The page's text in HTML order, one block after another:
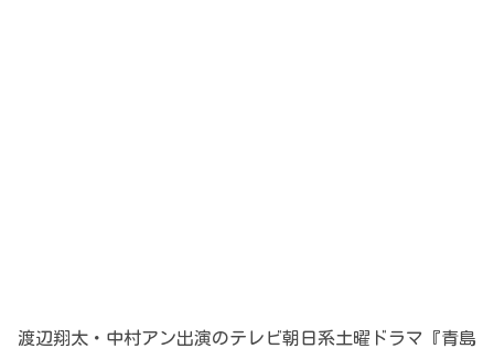
渡辺翔太・中村アン出演のテレビ朝日系土曜ドラマ『青島